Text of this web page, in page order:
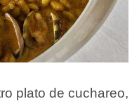
plato de cuchareo,